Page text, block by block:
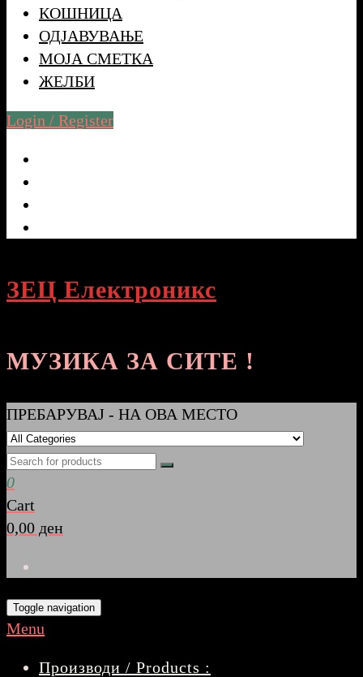
КОШНИЦА
ОДЈАВУВАЊЕ
МОЈА СМЕТКА
ЖЕЛБИ
Login / Register
ЗЕЦ Електроникс
МУЗИКА ЗА СИТЕ !
ПРЕБАРУВАЈ - НА ОВА МЕСТО
0
Cart
0,00 ден
Toggle navigation
Menu
Производи / Products :